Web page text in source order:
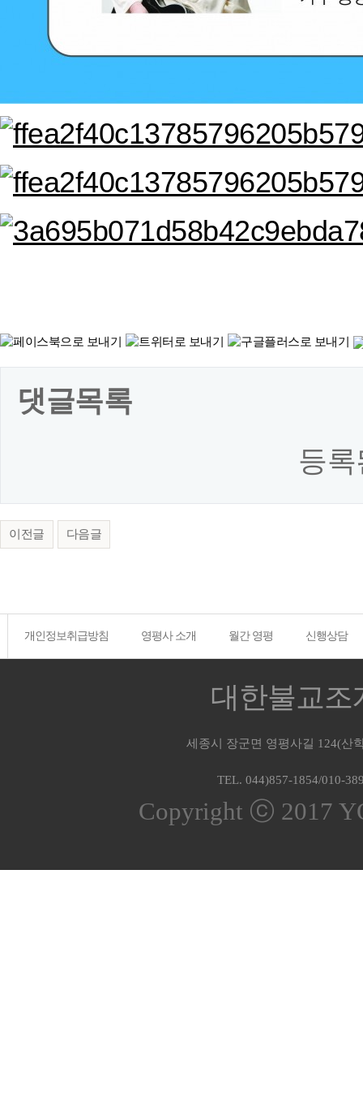
댓글목록
등
이전글 다음글
개인정보취급방침 영평사 소개 월간 영평 신행상담
대한불교조
세종시 장군면 영평사길 124(산
TEL. 044)857-1854/010-
Copyright ⓒ 2017